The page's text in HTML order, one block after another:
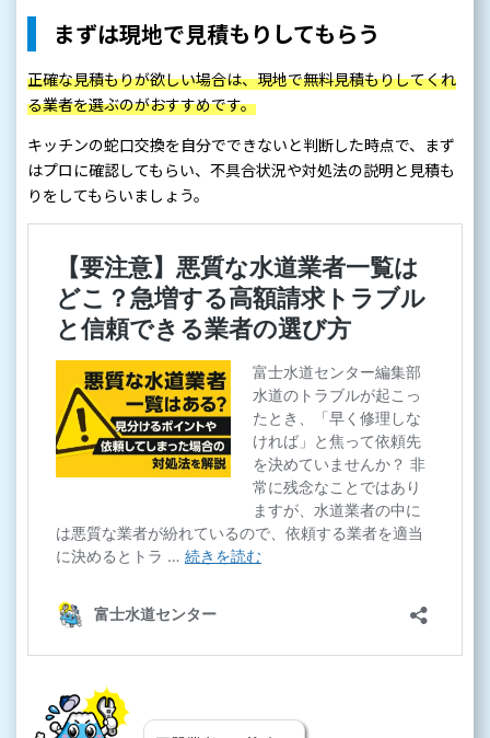
まずは現地で見積もりしてもらう
正確な見積もりが欲しい場合は、現地で無料見積もりしてくれ
る業者を選ぶのがおすすめです。
キッチンの蛇口交換を自分でできないと判断した時点で、まず
はプロに確認してもらい、不具合状況や対処法の説明と見積も
りをしてもらいましょう。